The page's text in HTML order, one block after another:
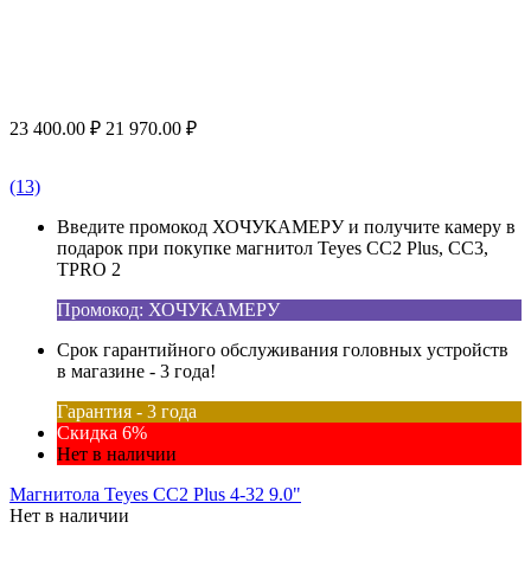
23 400.00 ₽ 21 970.00 ₽
(13)
Введите промокод ХОЧУКАМЕРУ и получите камеру в
подарок при покупке магнитол Teyes CC2 Plus, CC3,
TPRO 2
Промокод: ХОЧУКАМЕРУ
Срок гарантийного обслуживания головных устройств
в магазине - 3 года!
Гарантия - 3 года
Скидка 6%
Нет в наличии
Магнитола Teyes CC2 Plus 4-32 9.0"
Нет в наличии